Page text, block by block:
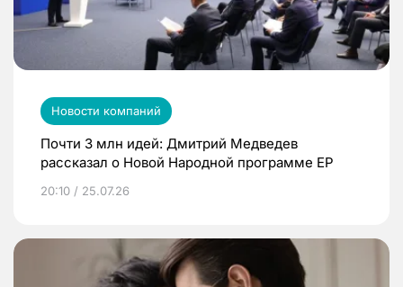
Новости компаний
Почти 3 млн идей: Дмитрий Медведев
рассказал о Новой Народной программе ЕР
20:10 / 25.07.26